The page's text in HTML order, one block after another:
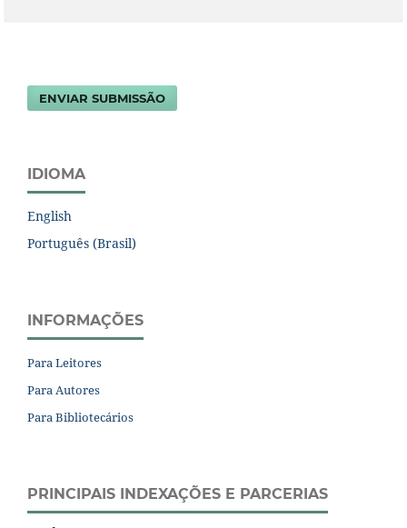
ENVIAR SUBMISSÃO
IDIOMA
English
Português (Brasil)
INFORMAÇÕES
Para Leitores
Para Autores
Para Bibliotecários
PRINCIPAIS INDEXAÇÕES E PARCERIAS